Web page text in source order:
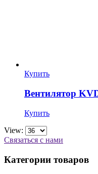
Купить
Вентилятор
Купить
View:
Связаться с нами
Категории товаров